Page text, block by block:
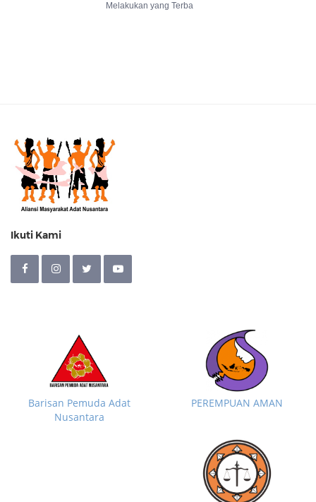
Melakukan yang Terba
Ikuti Kami
Barisan Pemuda Adat
Nusantara
PEREMPUAN AMAN